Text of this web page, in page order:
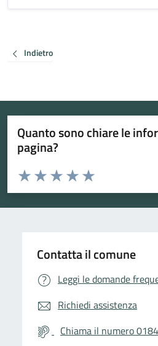
Indietro
Quanto sono chiare le
pagina?
Valuta da 1 a 5 stelle la pagina
Valuta 5 stelle su
Valuta 4 stelle su 5
Valuta 3 stelle su 5
Valuta 2 stelle su 5
Valuta 1 stelle su 5
Contatta il comune
Leggi le domande
Richiedi assistenza
Chiama il numero